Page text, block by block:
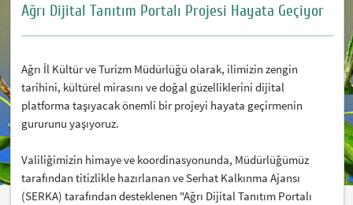
Ağrı Dijital Tanıtım Portalı Projesi Hayata Geçiyor
Ağrı İl Kültür ve Turizm Müdürlüğü olarak, ilimizin zengin
tarihini, kültürel mirasını ve doğal güzelliklerini dijital
platforma taşıyacak önemli bir projeyi hayata geçirmenin
gururunu yaşıyoruz.
Valiliğimizin himaye ve koordinasyonunda, Müdürlüğümüz
tarafından titizlikle hazırlanan ve Serhat Kalkınma Ajansı
(SERKA) tarafından desteklenen "Ağrı Dijital Tanıtım Portalı